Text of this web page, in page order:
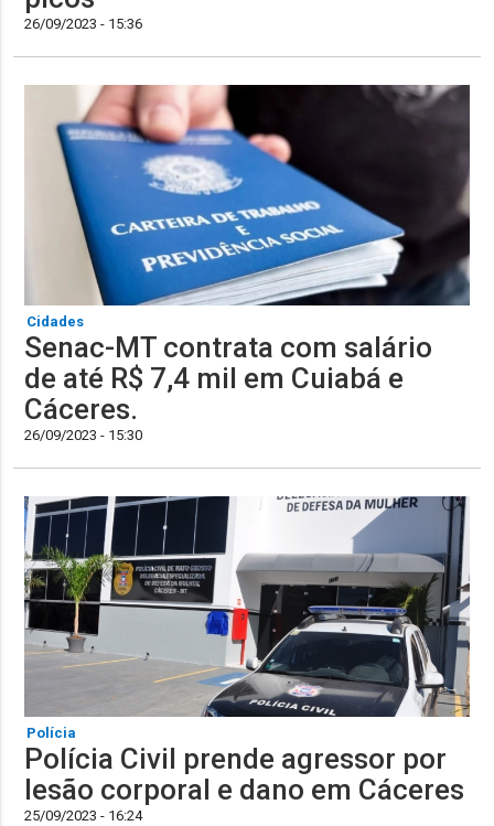
26/09/2023 - 15:36
Cidades
Senac-MT contrata com salário
de até R$ 7,4 mil em Cuiabá e
Cáceres.
26/09/2023 - 15:30
Polícia
Polícia Civil prende agressor por
lesão corporal e dano em Cáceres
25/09/2023 - 16:24